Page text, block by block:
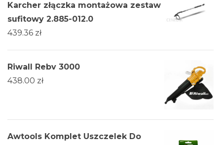
Karcher złączka montażowa zestaw
sufitowy 2.885-012.0
439.36 zł
Riwall Rebv 3000
438.00 zł
Awtools Komplet Uszczelek Do